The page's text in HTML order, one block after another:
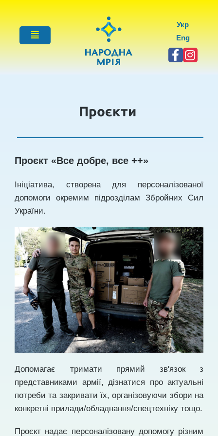
Укр
Eng
Проєкти
Проєкт «Все добре, все ++»
Ініціатива, створена для персоналізованої
допомоги окремим підрозділам Збройних Сил
України.
Допомагає тримати прямий зв'язок з
представниками армії, дізнатися про актуальні
потреби та закривати їх, організовуючи збори на
конкретні прилади/обладнання/спецтехніку тощо.
Проєкт надає персоналізовану допомогу різним